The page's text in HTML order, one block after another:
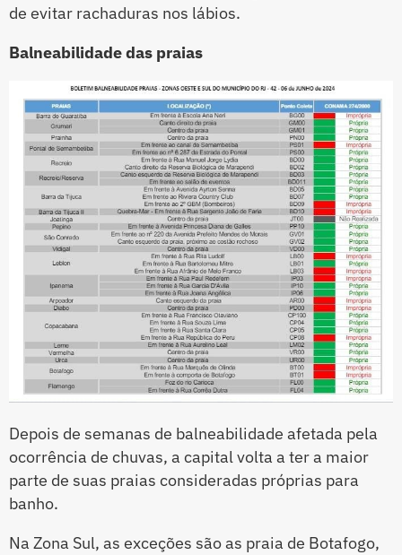
de evitar rachaduras nos lábios.
Balneabilidade das praias
Depois de semanas de balneabilidade afetada pela
ocorrência de chuvas, a capital volta a ter a maior
parte de suas praias consideradas próprias para
banho.
Na Zona Sul, as exceções são as praia de Botafogo,